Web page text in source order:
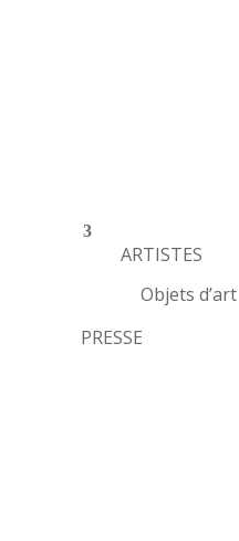
ARTISTES
Objets d’art
PRESSE